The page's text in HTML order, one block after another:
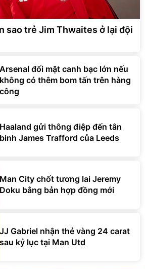
sao trẻ Jim Thwaites ở lại đội
Arsenal đối mặt canh bạc lớn nếu
không có thêm bom tấn trên hàng
công
Haaland gửi thông điệp đến tân
binh James Trafford của Leeds
Man City chốt tương lai Jeremy
Doku bằng bản hợp đồng mới
JJ Gabriel nhận thẻ vàng 24 carat
sau kỷ lục tại Man Utd